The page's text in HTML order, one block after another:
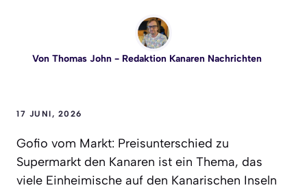
Von Thomas John- Redaktion Kanaren Nachrichten
17 JUNI, 2026
Gofio vom Markt: Preisunterschied zu
Supermarkt den Kanaren ist ein Thema, das
viele Einheimische auf den Kanarischen Inseln